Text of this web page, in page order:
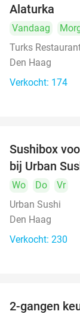
Alaturka
Vandaag
Turks
Den Haag
Verkocht: 174
Sushibox
bij Urban
Wo Do
Vr
Urban Sushi
Den Haag
Verkocht: 230
2-gangen